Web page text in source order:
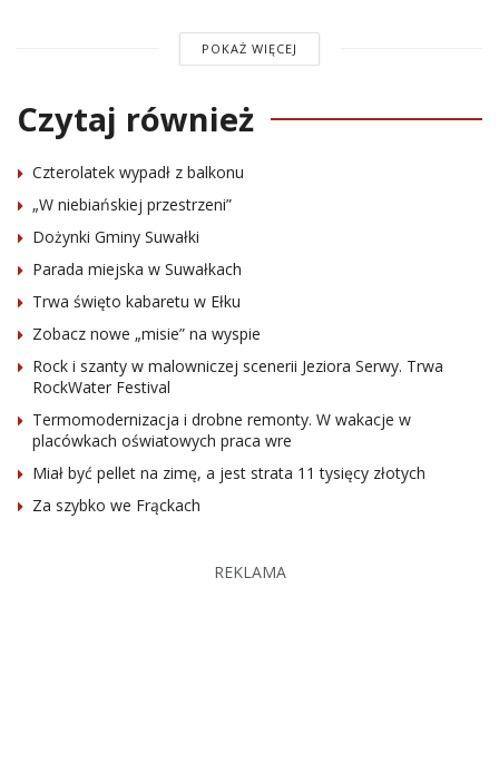
POKAŻ WIĘCEJ
Czytaj również
Czterolatek wypadł z balkonu
„W niebiańskiej przestrzeni”
Dożynki Gminy Suwałki
Parada miejska w Suwałkach
Trwa święto kabaretu w Ełku
Zobacz nowe „misie” na wyspie
Rock i szanty w malowniczej scenerii Jeziora Serwy. Trwa
RockWater Festival
Termomodernizacja i drobne remonty. W wakacje w
placówkach oświatowych praca wre
Miał być pellet na zimę, a jest strata 11 tysięcy złotych
Za szybko we Frąckach
REKLAMA